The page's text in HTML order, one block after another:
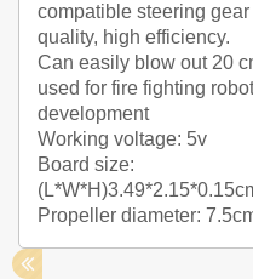
compatible steering
quality, high efficiency.
Can easily blow out 20
used for fire fighting
development
Working voltage: 5v
Board size:
Propeller diameter: